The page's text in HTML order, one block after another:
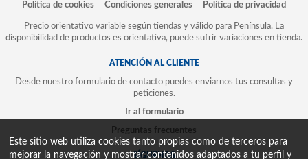
Política de cookies Condiciones generales Política de privacidad
Precio orientativo variable según tiendas y válido para Península. La
disponibilidad de productos es orientativa, puede sufrir variaciones en tienda.
ATENCIÓN AL CLIENTE
Desde nuestro formulario de contacto puedes enviarnos tus consultas y
peticiones.
Ir al formulario
Preguntas frecuentes
SÍGUENOS
Este sitio web utiliza cookies tanto propias como de terceros para
mejorar la navegación y mostrar contenidos adaptados a tu perfil y